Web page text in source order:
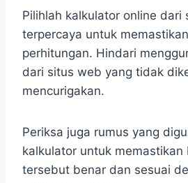
Pilihlah kalkulator online dari
terpercaya untuk
perhitungan. Hindari
dari situs web yang tidak
mencurigakan.
Periksa juga rumus yang
kalkulator untuk memastikan
tersebut benar dan sesuai